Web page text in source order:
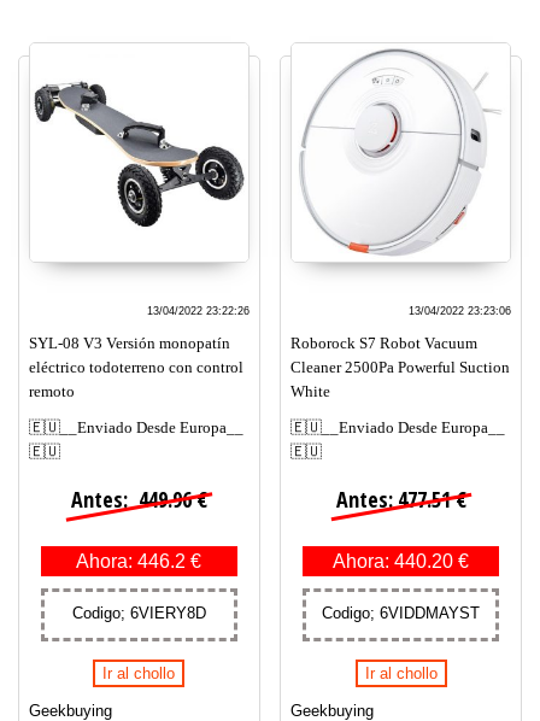
13/04/2022 23:22:26
SYL-08 V3 Versión monopatín
eléctrico todoterreno con control
remoto
🇪🇺__Enviado Desde Europa__
🇪🇺
Antes: 449.96 €
Ahora: 446.2 €
Codigo; 6VIERY8D
Ir al chollo
Geekbuying
13/04/2022 23:23:06
Roborock S7 Robot Vacuum
Cleaner 2500Pa Powerful Suction
White
🇪🇺__Enviado Desde Europa__
🇪🇺
Antes: 477.51 €
Ahora: 440.20 €
Codigo; 6VIDDMAYST
Ir al chollo
Geekbuying